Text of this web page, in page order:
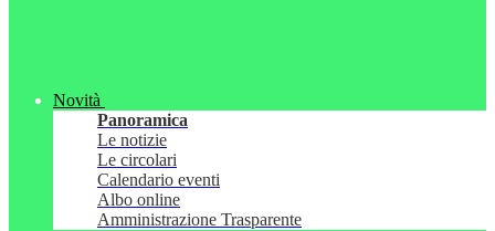
Novità
Panoramica
Le notizie
Le circolari
Calendario eventi
Albo online
Amministrazione Trasparente